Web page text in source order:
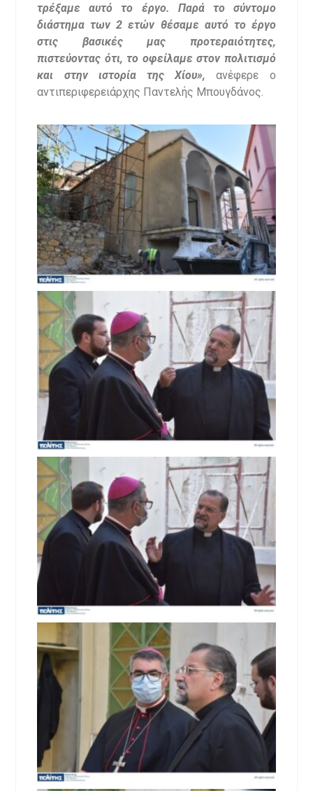
τρέξαμε αυτό το έργο. Παρά το σύντομο
διάστημα των 2 ετών θέσαμε αυτό το έργο
στις βασικές μας προτεραιότητες,
πιστεύοντας ότι, το οφείλαμε στον πολιτισμό
και στην ιστορία της Χίου»,ανέφερε ο
αντιπεριφερειάρχης Παντελής Μπουγδάνος.